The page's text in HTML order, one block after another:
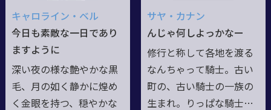
も、人の役に立つなら捨
てたもんじゃないと笑う――
其の影にて心を繋ぎ止め
この手にかけた――
おててやあんよからすご
く強烈なぱんちやきっく
さも武器の一つと利用す
る猛者。姓名や鈴は亡き
戦友に貰ったらしい。
キャロライン・ベル
今日も素敵な一日であり
ますように
深い夜の様な艶やかな黒
毛、月の如く静かに煌め
く金眼を持つ、穏やかな
サヤ・カナン
んじゃ何しよっかなー
修行と称して各地を渡る
なんちゃって騎士。古い
町の、古い騎士の一族の
生まれ。りっぱな騎士に